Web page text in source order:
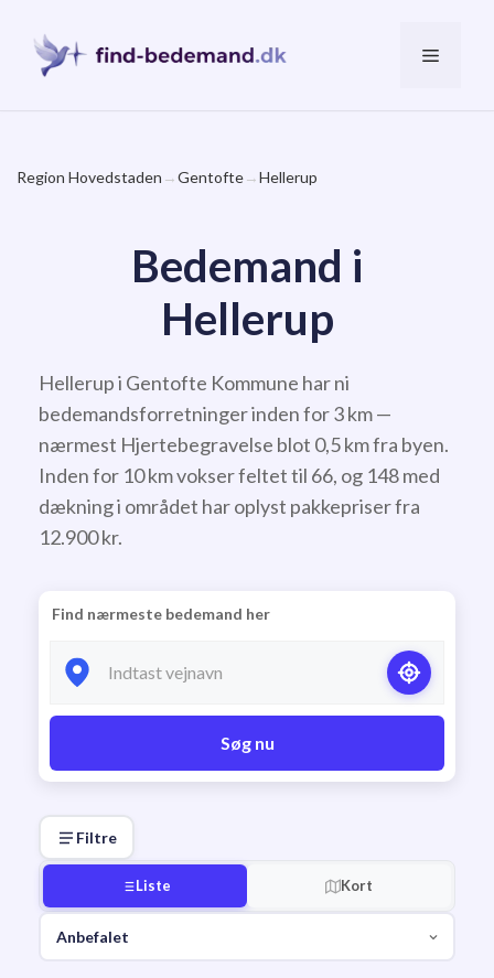
indhold
Menu
Region Hovedstaden →Gentofte→Hellerup
Bedemand i
Hellerup
Hellerup i Gentofte Kommune har ni
bedemandsforretninger inden for 3 km —
nærmest Hjertebegravelse blot 0,5 km fra byen.
Inden for 10 km vokser feltet til 66, og 148 med
dækning i området har oplyst pakkepriser fra
12.900 kr.
Find nærmeste bedemand her
Søg nu
Filtre
Liste Kort